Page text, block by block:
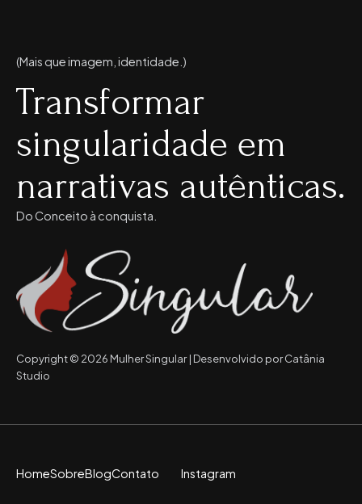
(Mais que imagem, identidade.)
Transformar
singularidade em
narrativas autênticas.
Do Conceito à conquista.
Copyright © 2026 Mulher Singular | Desenvolvido por Catânia
Studio
HomeSobreBlogContato Instagram